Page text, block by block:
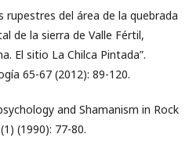
rupestres del área de la quebrada
de la sierra de Valle Fértil,
El sitio La Chilca Pintada”.
65-67 (2012): 89-120.
and Shamanism in Rock
(1990): 77-80.